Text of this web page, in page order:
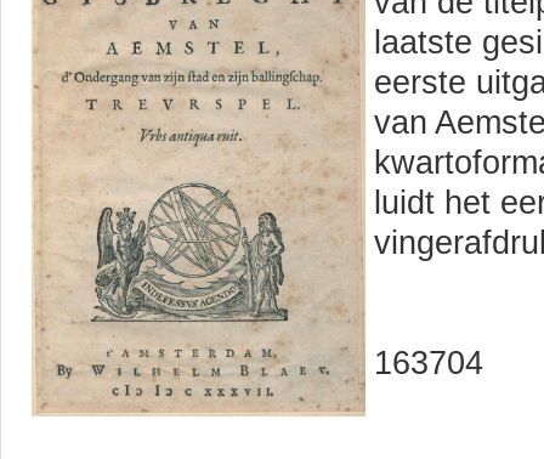
laatste
eerste
van
luidt het
163704